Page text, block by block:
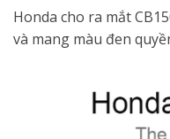
Honda cho ra mắt
và mang màu đen